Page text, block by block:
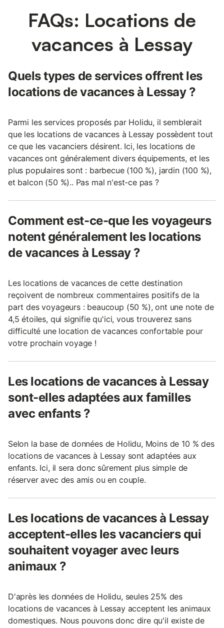
FAQs: Locations de
vacances à Lessay
Quels types de services offrent les
locations de vacances à Lessay ?
Parmi les services proposés par Holidu, il semblerait
que les locations de vacances à Lessay possèdent tout
ce que les vacanciers désirent. Ici, les locations de
vacances ont généralement divers équipements, et les
plus populaires sont : barbecue (100 %), jardin (100 %),
et balcon (50 %).. Pas mal n'est-ce pas ?
Comment est-ce-que les voyageurs
notent généralement les locations
de vacances à Lessay ?
Les locations de vacances de cette destination
reçoivent de nombreux commentaires positifs de la
part des voyageurs : beaucoup (50 %), ont une note de
4,5 étoiles, qui signifie qu'ici, vous trouverez sans
difficulté une location de vacances confortable pour
votre prochain voyage !
Les locations de vacances à Lessay
sont-elles adaptées aux familles
avec enfants ?
Selon la base de données de Holidu, Moins de 10 % des
locations de vacances à Lessay sont adaptées aux
enfants. Ici, il sera donc sûrement plus simple de
réserver avec des amis ou en couple.
Les locations de vacances à Lessay
acceptent-elles les vacanciers qui
souhaitent voyager avec leurs
animaux ?
D'après les données de Holidu, seules 25% des
locations de vacances à Lessay acceptent les animaux
domestiques. Nous pouvons donc dire qu'il existe de